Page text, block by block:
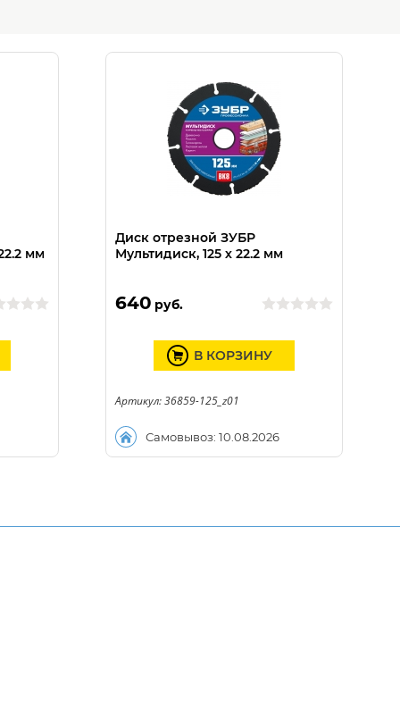
мм
Диск отрезной ЗУБР
Мультидиск, 125 х 22.2 мм
640 руб.
Самовывоз: 10.08.2026
В КОРЗИНУ
Артикул: 36859-125_z01